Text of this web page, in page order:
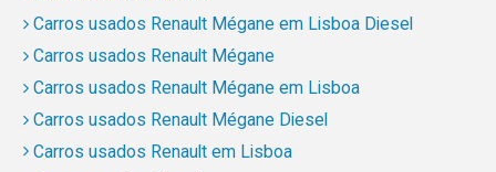
Carros usados Renault Mégane em Lisboa Diesel
Carros usados Renault Mégane
Carros usados Renault Mégane em Lisboa
Carros usados Renault Mégane Diesel
Carros usados Renault em Lisboa